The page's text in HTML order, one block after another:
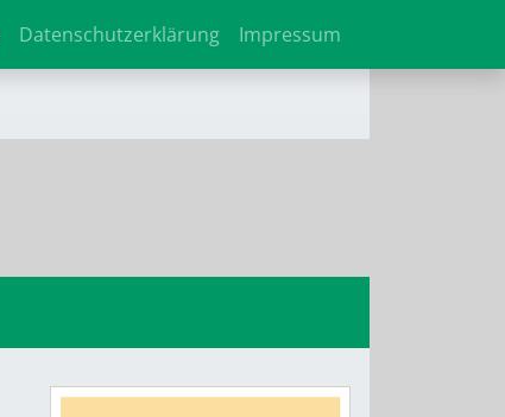
Datenschutzerklärung Impressum